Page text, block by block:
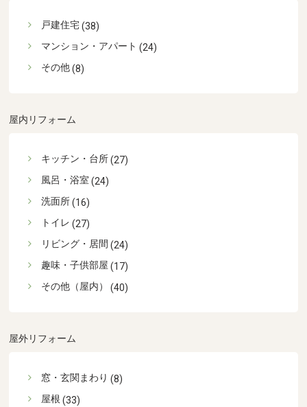
戸建住宅(38)
マンション・アパート (24)
その他(8)
屋内リフォーム
キッチン・台所(27)
風呂・浴室 (24)
洗面所(16)
トイレ (27)
リビング・居間 (24)
趣味・子供部屋 (17)
その他（屋内）
(40)
屋外リフォーム
窓・玄関まわり (8)
屋根 (33)